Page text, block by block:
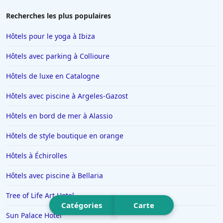
Hôtels en Savoie
Hôtels à Noisy-le-Sec
Hôtels à Saint-Martin-de-Belleville
Hôtels à Chamonix-Mont-Blanc
Hôtels à Los Angeles
Hôtels à Drancy
Hôtels à Sydney
Hôtels à Pornic
Catégories Carte
Recherches les plus populaires
Hôtels pour le yoga à Ibiza
Hôtels avec parking à Collioure
Hôtels de luxe en Catalogne
Hôtels avec piscine à Argeles-Gazost
Hôtels en bord de mer à Alassio
Hôtels de style boutique en orange
Hôtels à Échirolles
Hôtels avec piscine à Bellaria
Tree of Life Art Hotel
Sun Palace Hotel